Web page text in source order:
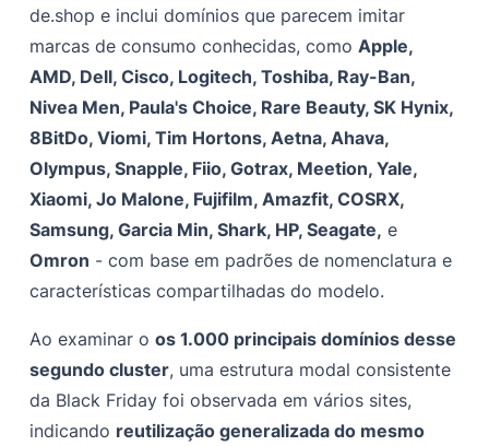
Conclusão e indicadores-chave para se proteger
Domínios atualmente ativos que potencialmente se
passam pelas marcas acima
de.shop e inclui domínios que parecem imitar
marcas de consumo conhecidas, comoApple,
AMD, Dell, Cisco, Logitech, Toshiba, Ray-Ban,
Nivea Men, Paula's Choice, Rare Beauty, SK Hynix,
8BitDo, Viomi, Tim Hortons, Aetna, Ahava,
Olympus, Snapple, Fiio, Gotrax, Meetion, Yale,
Xiaomi, Jo Malone, Fujifilm, Amazfit, COSRX,
Samsung, Garcia Min, Shark, HP, Seagate, e
Omron - com base em padrões de nomenclatura e
características compartilhadas do modelo.
Ao examinar oos 1.000 principais domínios desse
segundo cluster, uma estrutura modal consistente
da Black Friday foi observada em vários sites,
indicando reutilização generalizada do mesmo